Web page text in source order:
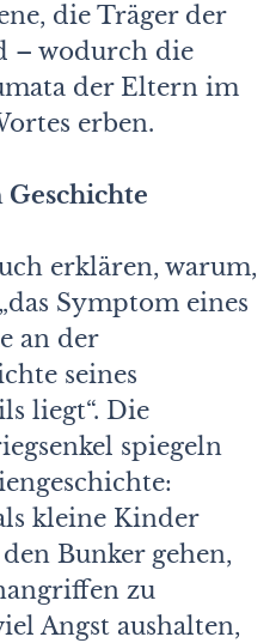
die Träger der
– wodurch die
der Eltern im
erben.
erklären, warum,
Symptom eines
an der
seines
liegt“. Die
spiegeln
kleine Kinder
Bunker gehen,
zu
Angst aushalten,